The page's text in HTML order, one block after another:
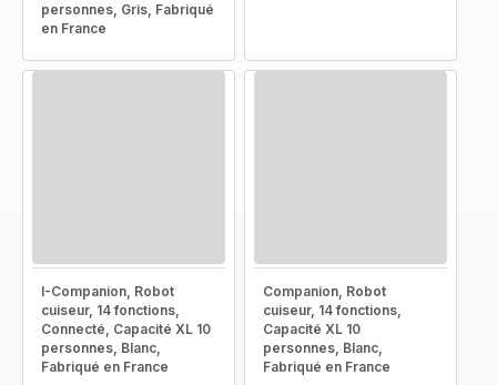
personnes, Gris, Fabriqué
en France
I-Companion, Robot
cuiseur, 14 fonctions,
Connecté, Capacité XL 10
personnes, Blanc,
Fabriqué en France
Companion, Robot
cuiseur, 14 fonctions,
Capacité XL 10
personnes, Blanc,
Fabriqué en France